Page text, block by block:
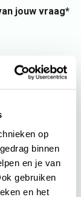
op
binnen
en je van
gebruiken
en het
jouw vraag*